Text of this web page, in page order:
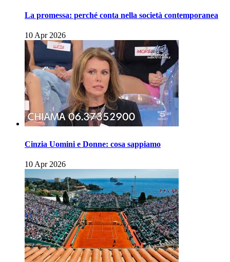
La promessa: perché conta nella società contemporanea
10 Apr 2026
Cinzia Uomini e Donne: cosa sappiamo
10 Apr 2026